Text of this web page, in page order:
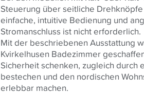
Steuerung über seitliche
einfache, intuitive Bedienung und
Stromanschluss ist nicht erforderlich.
Mit der beschriebenen Ausstattung
Kvirkelhusen Badezimmer
Sicherheit schenken, zugleich durch
bestechen und den nordischen
erlebbar machen.